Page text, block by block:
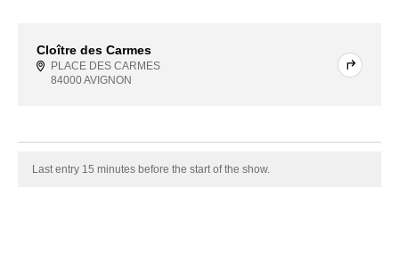
Cloître des Carmes
PLACE DES CARMES
84000 AVIGNON
Last entry 15 minutes before the start of the show.